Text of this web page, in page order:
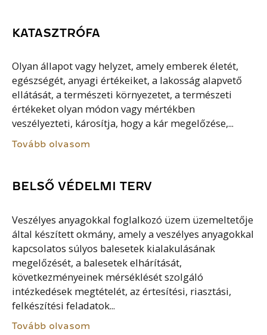
KATASZTRÓFA
Olyan állapot vagy helyzet, amely emberek életét,
egészségét, anyagi értékeiket, a lakosság alapvető
ellátását, a természeti környezetet, a természeti
értékeket olyan módon vagy mértékben
veszélyezteti, károsítja, hogy a kár megelőzése,...
Tovább olvasom
BELSŐ VÉDELMI TERV
Veszélyes anyagokkal foglalkozó üzem üzemeltetője
által készített okmány, amely a veszélyes anyagokkal
kapcsolatos súlyos balesetek kialakulásának
megelőzését, a balesetek elhárítását,
következményeinek mérséklését szolgáló
intézkedések megtételét, az értesítési, riasztási,
felkészítési feladatok...
Tovább olvasom